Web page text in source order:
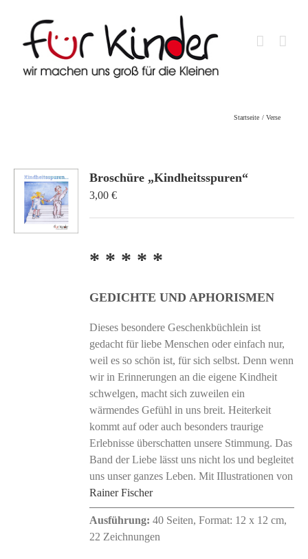
content
Startseite Verse
Broschüre „Kindheitsspuren“
3,00€
* * * * *
GEDICHTE UND APHORISMEN
Dieses besondere Geschenkbüchlein ist
gedacht für liebe Menschen oder einfach nur,
weil es so schön ist, für sich selbst. Denn wenn
wir in Erinnerungen an die eigene Kindheit
schwelgen, macht sich zuweilen ein
wärmendes Gefühl in uns breit. Heiterkeit
kommt auf oder auch besonders traurige
Erlebnisse überschatten unsere Stimmung. Das
Band der Liebe lässt uns nicht los und begleitet
uns unser ganzes Leben. Mit IIlustrationen von
Rainer Fischer
Ausführung: 40 Seiten, Format: 12 x 12 cm,
22 Zeichnungen